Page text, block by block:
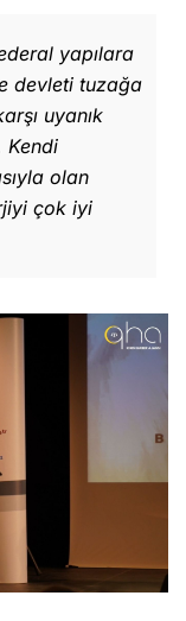
yapılara
devleti tuzağa
uyanık
Kendi
olan
çok iyi